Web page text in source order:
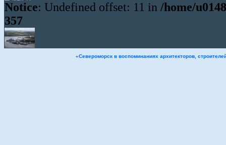
Notice: Undefined offset: 11 in /home/
357
«Североморск в воспоминаниях архитекторов,